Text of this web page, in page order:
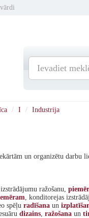
I Industrija
un organizētu darbu
ražošanu,
, konditorejas
spēļu radīšana un
dizains, ražošana un